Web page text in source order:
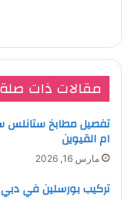
مقالات ذات صلة
تفصيل مطابخ
ام القيوين
مارس 16, 2026
تركيب بورسلين في دبي